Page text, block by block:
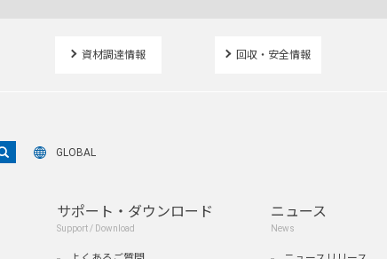
資材調達情報 回収・安全情報
GLOBAL
サポート・ダウンロード
Support / Download
ニュース
News